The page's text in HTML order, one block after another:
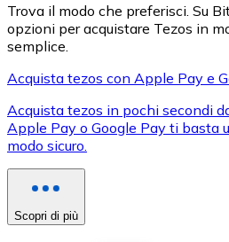
XRP
XRP
Vedi tutto
Trova il modo che preferisci. Su
opzioni per acquistare Tezos in
semplice.
Acquista tezos con Apple Pay e
Acquista tezos in pochi secondi
Apple Pay o Google Pay ti basta
modo sicuro.
Scopri di più